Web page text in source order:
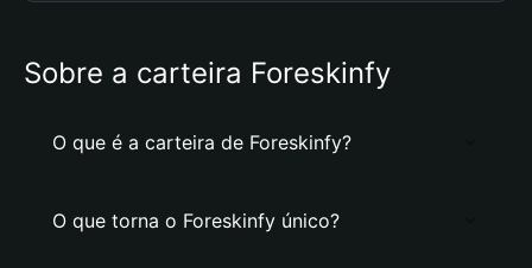
Sobre a carteira Foreskinfy
O que é a carteira de Foreskinfy?
O que torna o Foreskinfy único?